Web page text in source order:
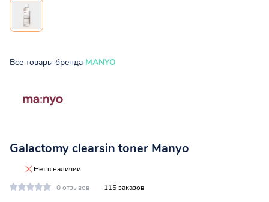
Все товары бренда MANYO
Galactomy clearsin toner Manyo
Нет в наличии
0 отзывов
115 заказов